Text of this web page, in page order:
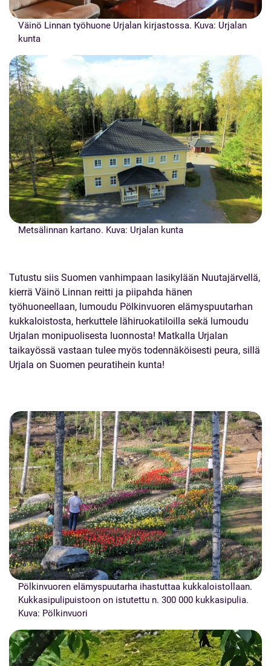
Väinö Linnan työhuone Urjalan kirjastossa. Kuva: Urjalan
kunta
Metsälinnan kartano. Kuva: Urjalan kunta
Tutustu siis Suomen vanhimpaan lasikylään Nuutajärvellä,
kierrä Väinö Linnan reitti ja piipahda hänen
työhuoneellaan, lumoudu Pölkinvuoren elämyspuutarhan
kukkaloistosta, herkuttele lähiruokatiloilla sekä lumoudu
Urjalan monipuolisesta luonnosta! Matkalla Urjalan
taikayössä vastaan tulee myös todennäköisesti peura, sillä
Urjala on Suomen peuratihein kunta!
Pölkinvuoren elämyspuutarha ihastuttaa kukkaloistollaan.
Kukkasipulipuistoon on istutettu n. 300 000 kukkasipulia.
Kuva: Pölkinvuori